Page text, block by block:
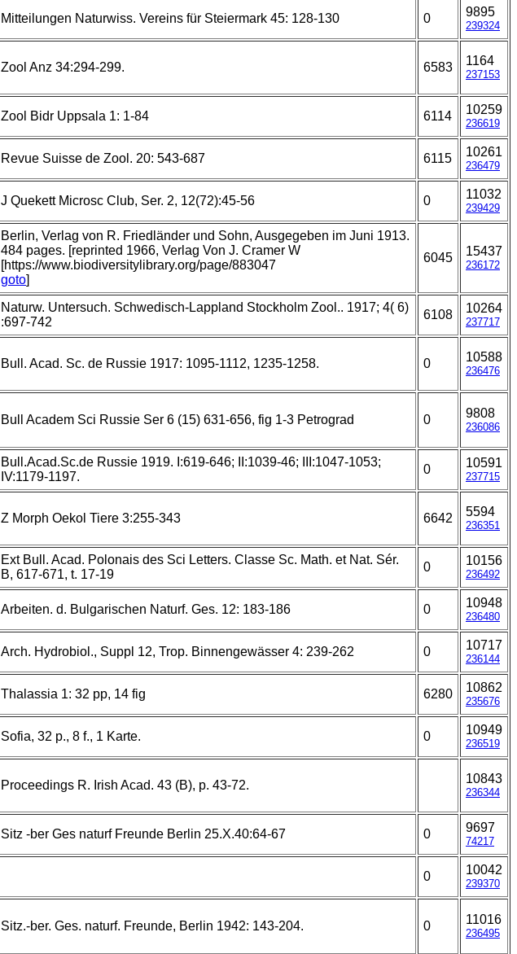
Mitteilungen Naturwiss. Vereins für Steiermark 45: 128-130 0 9895
239324
Zool Anz 34:294-299. 6583 1164
237153
Zool Bidr Uppsala 1: 1-84 6114 10259
236619
Revue Suisse de Zool. 20: 543-687 6115 10261
236479
J Quekett Microsc Club, Ser. 2, 12(72):45-56 0 11032
239429
Berlin, Verlag von R. Friedländer und Sohn, Ausgegeben im Juni 1913.
484 pages. [reprinted 1966, Verlag Von J. Cramer W
[https://www.biodiversitylibrary.org/page/883047
goto]
6045 15437
236172
Naturw. Untersuch. Schwedisch-Lappland Stockholm Zool.. 1917; 4( 6)
:697-742
6108 10264
237717
Bull. Acad. Sc. de Russie 1917: 1095-1112, 1235-1258. 0 10588
236476
Bull Academ Sci Russie Ser 6 (15) 631-656, fig 1-3 Petrograd 0 9808
236086
Bull.Acad.Sc.de Russie 1919. I:619-646; II:1039-46; III:1047-1053;
IV:1179-1197.
0 10591
237715
Z Morph Oekol Tiere 3:255-343 6642 5594
236351
Ext Bull. Acad. Polonais des Sci Letters. Classe Sc. Math. et Nat. Sér.
B, 617-671, t. 17-19
0 10156
236492
Arbeiten. d. Bulgarischen Naturf. Ges. 12: 183-186 0 10948
236480
Arch. Hydrobiol., Suppl 12, Trop. Binnengewässer 4: 239-262 0 10717
236144
Thalassia 1: 32 pp, 14 fig 6280 10862
235676
Sofia, 32 p., 8 f., 1 Karte. 0 10949
236519
Proceedings R. Irish Acad. 43 (B), p. 43-72. 10843
236344
Sitz -ber Ges naturf Freunde Berlin 25.X.40:64-67 0 9697
74217
0 10042
239370
Sitz.-ber. Ges. naturf. Freunde, Berlin 1942: 143-204. 0 11016
236495